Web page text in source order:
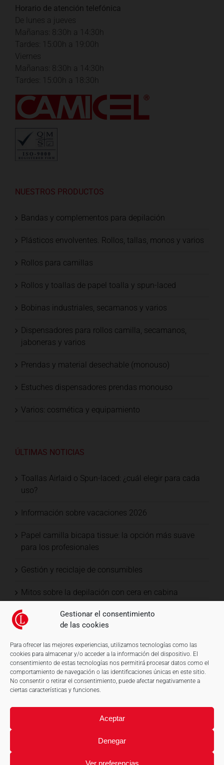
Gestionar el consentimiento
de las cookies
Para ofrecer las mejores experiencias, utilizamos tecnologías como las
cookies para almacenar y/o acceder a la información del dispositivo. El
consentimiento de estas tecnologías nos permitirá procesar datos como el
comportamiento de navegación o las identificaciones únicas en este sitio.
No consentir o retirar el consentimiento, puede afectar negativamente a
ciertas características y funciones.
Aceptar
Denegar
Ver preferencias
Horario de atención telefónica
De lunes a jueves
Mañanas: 8:30h a 14:30h
Tardes: 15:00h a 19:00h
Viernes
Mañanas: 8:30h a 14:30h
Tardes: 15:00h a 18:30h
NUESTROS PRODUCTOS
Bandas y complementos para depilación
Plásticos envolventes. Rollos, tallas, monos y varios
Rollos para camillas
Rollos y toallas de papel toalla y spun-laced
Bobinas industriales, secamanos y varios
Dispensadores para rollos camilla, secamanos,
jaboneras y varios
Prendas y material desechable (monouso)
Estuches dispensadores prendas monouso
Varios: cosmética y equipamiento
ÚLTIMAS NOTICIAS
Toallas Airlaid o Spun-laced: ¿cuál elegir para cada
uso?
Información sobre vacaciones 2026
Papel camilla bicapa tissue: la opción más suave
para los profesionales
Gestión y reciclaje de consumibles
Mitos sobre la depilación con cera en cabina